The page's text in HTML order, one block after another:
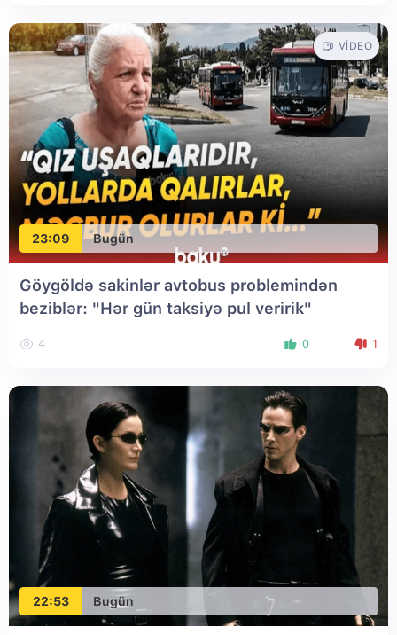
23:09 Bugün
VIDEO
Göygöldə sakinlər avtobus problemindən
beziblər: "Hər gün taksiyə pul veririk"
4 0 1
22:53 Bugün